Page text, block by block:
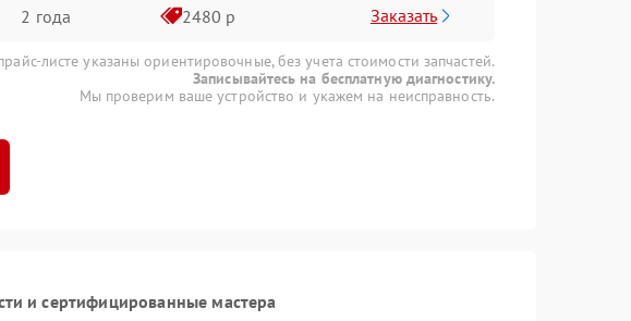
2 года 2480 р Заказать
листе указаны ориентировочные, без учета стоимости запчастей.
Записывайтесь на бесплатную диагностику.
Мы проверим ваше устройство и укажем на неисправность.
и сертифицированные мастера